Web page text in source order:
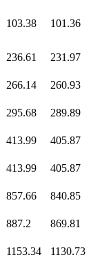
103.38 101.36
236.61
231.97
266.14
260.93
295.68
289.89
413.99
405.87
413.99
405.87
857.66
840.85
887.2
869.81
1153.34
1130.73